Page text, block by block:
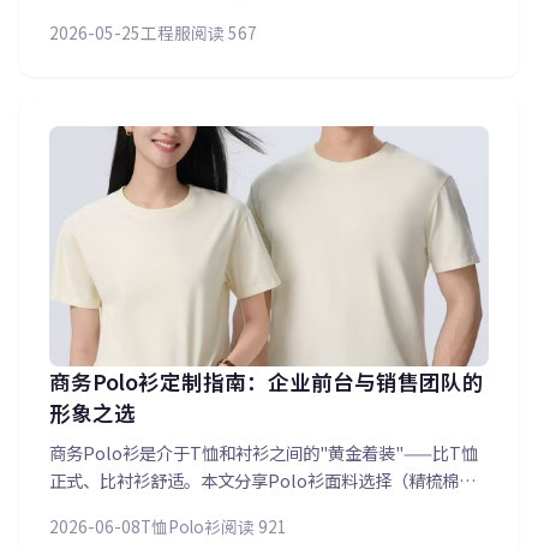
度）、面料功能（防风防水/透气排汗）以及不同作业环境
2026-05-25工程服阅读 567
商务Polo衫定制指南：企业前台与销售团队的
形象之选
商务Polo衫是介于T恤和衬衫之间的"黄金着装"——比T恤
正式、比衬衫舒适。本文分享Polo衫面料选择（精梳棉珠
花/烫金）以及版型定制要点，帮助企业为前台、销售团
2026-06-08T恤Polo衫阅读 921